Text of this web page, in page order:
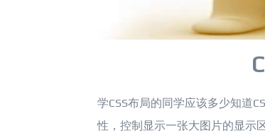
学CSS布局的同学应该多少知道
性，控制显示一张大图片的显示